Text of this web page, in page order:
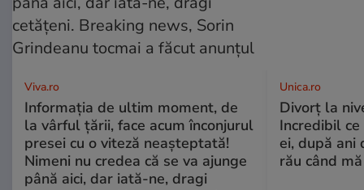
Viva.ro
Informația de ultim moment, de
la vârful țării, face acum înconjurul
presei cu o viteză neașteptată!
Nimeni nu credea că se va ajunge
până aici, dar iată-ne, dragi
Unica.ro
Divorț la
Incredibil
ei, după ani
rău când